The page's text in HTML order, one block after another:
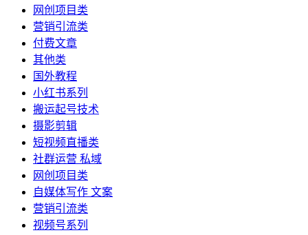
网创项目类
营销引流类
付费文章
其他类
国外教程
小红书系列
搬运起号技术
摄影剪辑
短视频直播类
社群运营 私域
网创项目类
自媒体写作 文案
营销引流类
视频号系列